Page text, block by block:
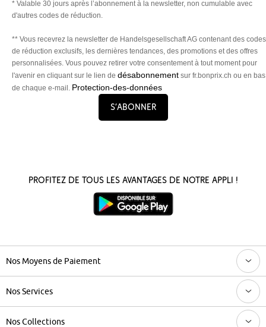
* Valable 30 jours après l’abonnement à la newsletter, non cumulable avec
d'autres codes de réduction.
** Vous recevrez la newsletter de Handelsgesellschaft AG contenant des codes
de réduction exclusifs, les dernières tendances, des promotions et des offres
personnalisées. Vous pouvez retirer votre consentement à tout moment pour
l'avenir en cliquant sur le lien de désabonnement sur fr.bonprix.ch ou en bas
de chaque e-mail. Protection-des-données
S’abonner
Profitez de tous les avantages de notre appli !
Nos Moyens de Paiement
Nos Services
Nos Collections